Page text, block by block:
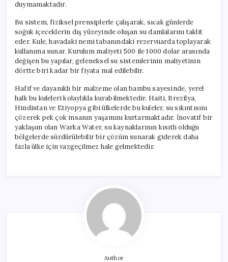
duymamaktadır.
Bu sistem, fiziksel prensiplerle çalışarak, sıcak günlerde
soğuk içeceklerin dış yüzeyinde oluşan su damlalarını taklit
eder. Kule, havadaki nemi tabanındaki rezervuarda toplayarak
kullanıma sunar. Kurulum maliyeti 500 ile 1000 dolar arasında
değişen bu yapılar, geleneksel su sistemlerinin maliyetinin
dörtte biri kadar bir fiyata mal edilebilir.
Hafif ve dayanıklı bir malzeme olan bambu sayesinde, yerel
halk bu kuleleri kolaylıkla kurabilmektedir. Haiti, Brezilya,
Hindistan ve Etiyopya gibi ülkelerde bu kuleler, su sıkıntısını
çözerek pek çok insanın yaşamını kurtarmaktadır. İnovatif bir
yaklaşım olan Warka Water, su kaynaklarının kısıtlı olduğu
bölgelerde sürdürülebilir bir çözüm sunarak giderek daha
fazla ülke için vazgeçilmez hale gelmektedir.
Author